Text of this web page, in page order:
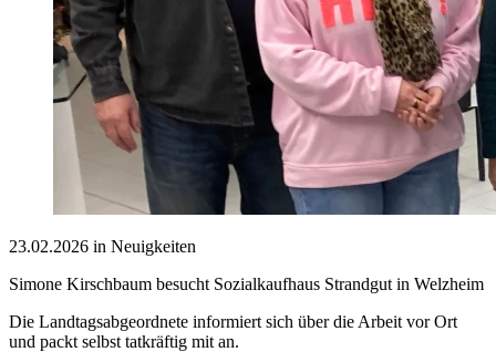
23.02.2026 in Neuigkeiten
Simone Kirschbaum besucht Sozialkaufhaus Strandgut in Welzheim
Die Landtagsabgeordnete informiert sich über die Arbeit vor Ort
und packt selbst tatkräftig mit an.